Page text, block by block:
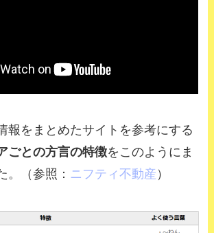
報をまとめたサイトを参考にする
ごとの方言の特徴をこのようにま
。
（参照： ニフティ不動産 ）